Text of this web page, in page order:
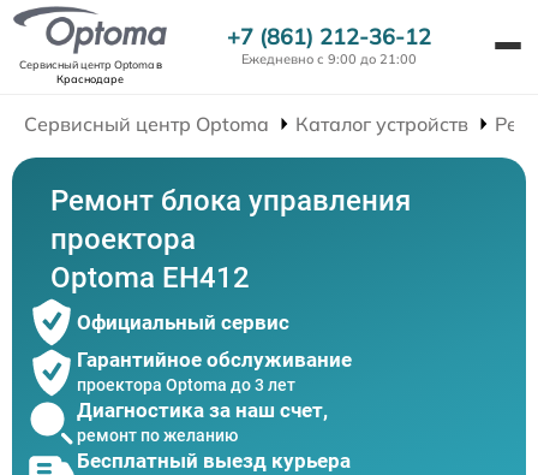
Сервисный центр Optomaв
Краснодаре
+7 (861) 212-36-12
Ежедневно с 9:00 до 21:00
Сервисный центр Optoma Каталог устройств
Ремонт блока управления
проектора
Optoma EH412
Официальный сервис
Гарантийное обслуживание
проектора Optoma до 3 лет
Диагностика за наш счет,
ремонт по желанию
Бесплатный выезд курьера